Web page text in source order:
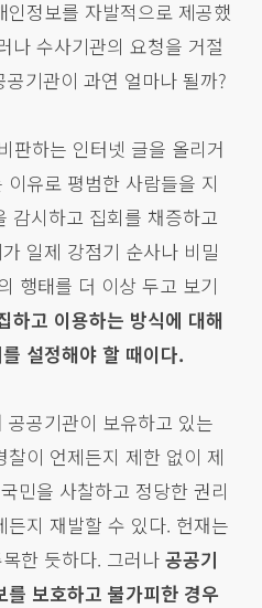
정보를 자발적으로 제공했
나 수사기관의 요청을 거절
기관이 과연 얼마나 될까?
판하는 인터넷 글을 올리거
유로 평범한 사람들을 지
감시하고 집회를 채증하고
일제 강점기 순사나 비밀
행태를 더 이상 두고 보기
하고 이용하는 방식에 대해
설정해야 할 때이다.
공기관이 보유하고 있는
이 언제든지 제한 없이 제
민을 사찰하고 정당한 권리
지 재발할 수 있다. 헌재는
한 듯하다. 그러나 공공기
보호하고 불가피한 경우